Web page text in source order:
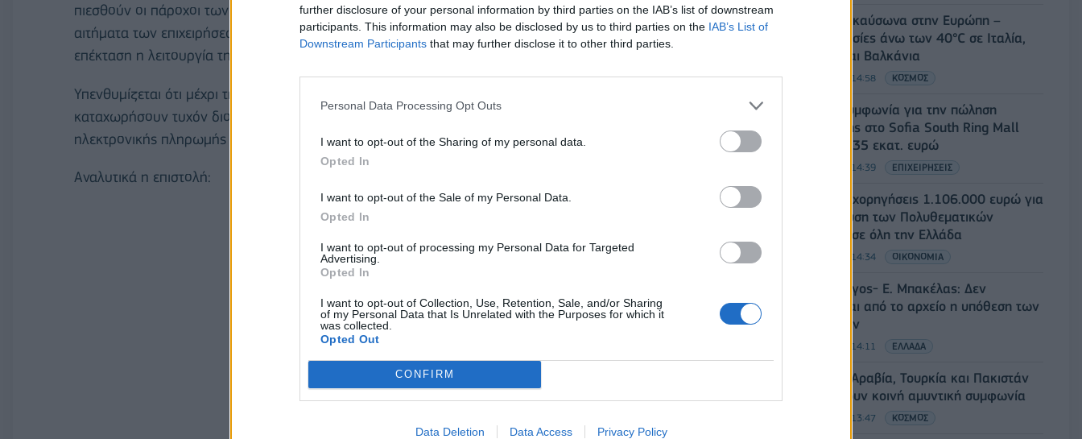
further disclosure of your personal information by third parties on the IAB’s list of downstream
participants. This information may also be disclosed by us to third parties on the IAB’s List of
Downstream Participants that may further disclose it to other third parties.
Personal Data Processing Opt Outs
I want to opt-out of the Sharing of my personal data.
Opted In
I want to opt-out of the Sale of my Personal Data.
Opted In
I want to opt-out of processing my Personal Data for Targeted
Advertising.
Opted In
I want to opt-out of Collection, Use, Retention, Sale, and/or Sharing
of my Personal Data that Is Unrelated with the Purposes for which it
was collected.
Opted Out
CONFIRM
Data Deletion Data Access Privacy Policy
πιεσθούν οι πάροχοι των συσκευών POS για την άμεση και έγκαιρη ανταπόκριση τους στα
αιτήματα των επιχειρήσεων, ούτως ώστε να μην επηρεαστεί η εύρυθμη λειτουργία τους και κατ’
επέκταση η λειτουργία της αγοράς.
Υπενθυμίζεται ότι μέχρι την 31η Οκτωβρίου του τρέχοντος μηνός, οι επιχειρήσεις πρέπει να
καταχωρήσουν τυχόν διορθώσεις και να επικαιροποιήσουν τα στοιχεία των ενεργών συσκευών
ηλεκτρονικής πληρωμής τους στο μητρώο POS, τα οποία εστάλησαν από τους παρόχους.
Αναλυτικά η επιστολή:
Νέο κύμα καύσωνα στην Ευρώπη –
Θερμοκρασίες άνω των 40°C σε Ιταλία,
Ισπανία και Βαλκάνια
07/08/2026 - 14:58 ΚΟΣΜΟΣ
Fourlis: Συμφωνία για την πώληση
συμμετοχής στο Sofia South Ring Mall
έναντι 49,35 εκατ. ευρώ
07/08/2026 - 14:39 ΕΠΙΧΕΙΡΗΣΕΙΣ
ΥΠΠΟ: Επιχορηγήσεις 1.106.000 ευρώ για
την ενίσχυση των Πολυθεματικών
Φεστιβάλ σε όλη την Ελλάδα
07/08/2026 - 14:34 ΟΙΚΟΝΟΜΙΑ
Άρειος Πάγος- Ε. Μπακέλας: Δεν
ανασύρεται από το αρχείο η υπόθεση των
υποκλοπών
07/08/2026 - 14:11 ΕΛΛΑΔΑ
Σαουδική Αραβία, Τουρκία και Πακιστάν
υπογράφουν κοινή αμυντική συμφωνία
07/08/2026 - 13:47 ΚΟΣΜΟΣ